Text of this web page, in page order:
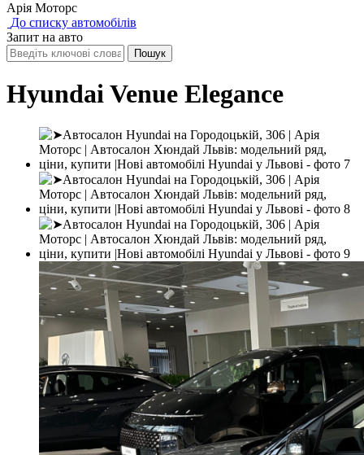
Арія Моторс
До списку автомобілів
Запит на авто
Hyundai Venue Еlegance